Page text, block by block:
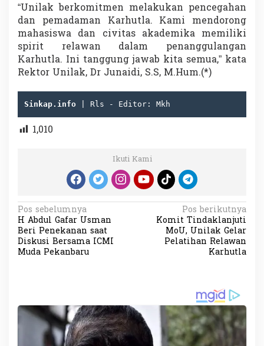
“Unilak berkomitmen melakukan pencegahan
dan pemadaman Karhutla. Kami mendorong
mahasiswa dan civitas akademika memiliki
spirit relawan dalam penanggulangan
Karhutla. Ini tanggung jawab kita semua,” kata
Rektor Unilak, Dr Junaidi, S.S, M.Hum.(*)
Sinkap.info | Rls - Editor: Mkh
1,010
Ikuti Kami
N
a
v
s
i
Pos sebelumnya
H Abdul Gafar Usman
Beri Penekanan saat
Diskusi Bersama ICMI
Muda Pekanbaru
Pos berikutnya
Komit Tindaklanjuti
MoU, Unilak Gelar
Pelatihan Relawan
Karhutla